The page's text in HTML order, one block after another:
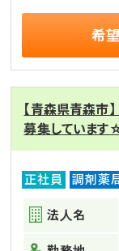
希
【青森県青森
募集しています
正社員 調剤薬
法人名